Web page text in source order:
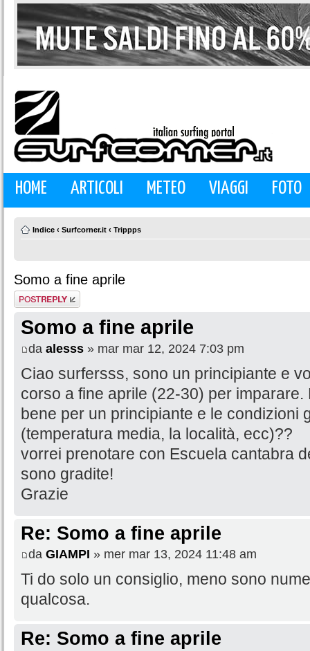
HOME ARTICOLI METEO VIAGGI FOTO
Indice ‹ Surfcorner.it ‹ Trippps
Somo a fine aprile
Rispondi al
messaggio
Somo a fine aprile
da alesss » mar mar 12, 2024 7:03 pm
Ciao surfersss, sono un principiante e
corso a fine aprile (22-30) per
bene per un principiante e le condizioni
(temperatura media, la località, ecc)??
vorrei prenotare con Escuela cantabra
sono gradite!
Grazie
Re: Somo a fine aprile
da GIAMPI » mer mar 13, 2024 11:48 am
Ti do solo un consiglio, meno sono
qualcosa.
Re: Somo a fine aprile